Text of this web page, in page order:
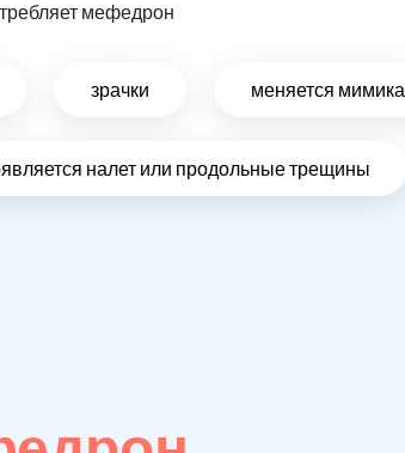
мефедрон
зрачки меняется мимика
налет или продольные трещины